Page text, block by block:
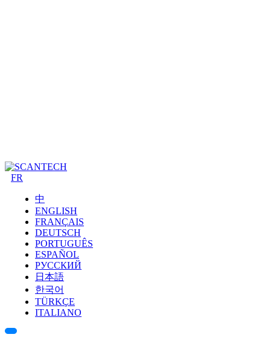
FR
中
ENGLISH
FRANÇAIS
DEUTSCH
PORTUGUÊS
ESPAÑOL
РУССКИЙ
日本語
한국어
TÜRKÇE
ITALIANO